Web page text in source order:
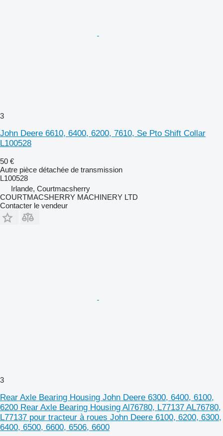
3
John Deere 6610, 6400, 6200, 7610, Se Pto Shift Collar
L100528
50 €
Autre pièce détachée de transmission
L100528
Irlande, Courtmacsherry
COURTMACSHERRY MACHINERY LTD
Contacter le vendeur
3
Rear Axle Bearing Housing John Deere 6300, 6400, 6100,
6200 Rear Axle Bearing Housing Al76780, L77137 AL76780,
L77137 pour tracteur à roues John Deere 6100, 6200, 6300,
6400, 6500, 6600, 6506, 6600